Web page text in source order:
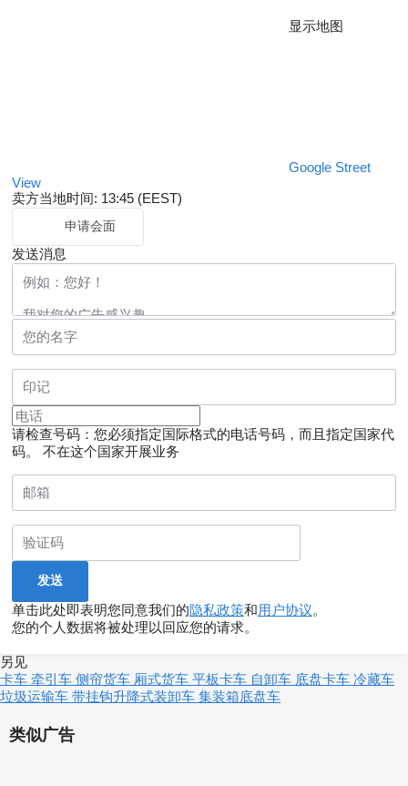
显示地图
Google Street
View
卖方当地时间: 13:45 (EEST)
申请会面
发送消息
请检查号码：您必须指定国际格式的电话号码，而且指定国家代
码。
不在这个国家开展业务
单击此处即表明您同意我们的隐私政策和用户协议。
您的个人数据将被处理以回应您的请求。
类似广告
另见
卡车 牵引车 侧帘货车 厢式货车 平板卡车 自卸车 底盘卡车 冷藏车
垃圾运输车 带挂钩升降式装卸车 集装箱底盘车